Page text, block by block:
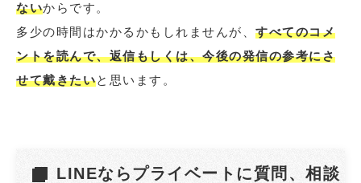
ないからです。
多少の時間はかかるかもしれませんが、 すべてのコメ
ントを読んで、返信もしくは、今後の発信の参考にさ
せて戴きたいと思います。
LINEならプライベートに質問、相談